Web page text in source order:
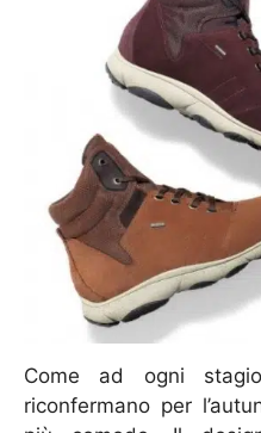
Come ad ogni
riconfermano per